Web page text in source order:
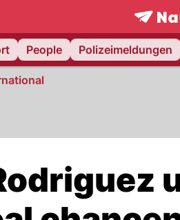
People Polizeimeldungen